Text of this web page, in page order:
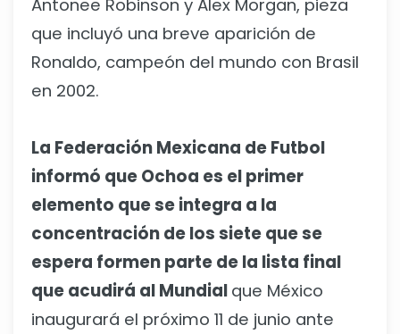
Antonee Robinson y Alex Morgan, pieza
que incluyó una breve aparición de
Ronaldo, campeón del mundo con Brasil
en 2002.
La Federación Mexicana de Futbol
informó que Ochoa es el primer
elemento que se integra a la
concentración de los siete que se
espera formen parte de la lista final
que acudirá al Mundial que México
inaugurará el próximo 11 de junio ante